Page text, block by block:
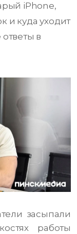
iPhone,
и куда уходит
в
засыпали
работы